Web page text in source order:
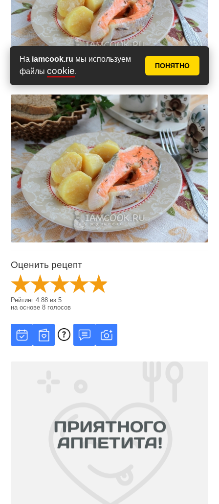
На iamcook.ru мы используем
файлы cookie.
ПОНЯТНО
Оценить рецепт
Рейтинг4.88 из5
на основе8 голосов